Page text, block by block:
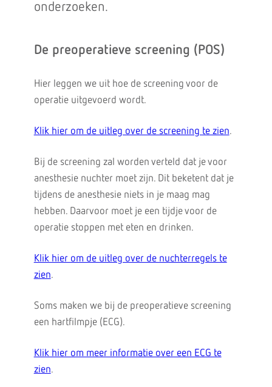
onderzoeken.
De preoperatieve screening (POS)
Hier leggen we uit hoe de screening voor de
operatie uitgevoerd wordt.
Klik hier om de uitleg over de screening te zien.
Bij de screening zal worden verteld dat je voor
anesthesie nuchter moet zijn. Dit beketent dat je
tijdens de anesthesie niets in je maag mag
hebben. Daarvoor moet je een tijdje voor de
operatie stoppen met eten en drinken.
Klik hier om de uitleg over de nuchterregels te
zien.
Soms maken we bij de preoperatieve screening
een hartfilmpje (ECG).
Klik hier om meer informatie over een ECG te
zien.